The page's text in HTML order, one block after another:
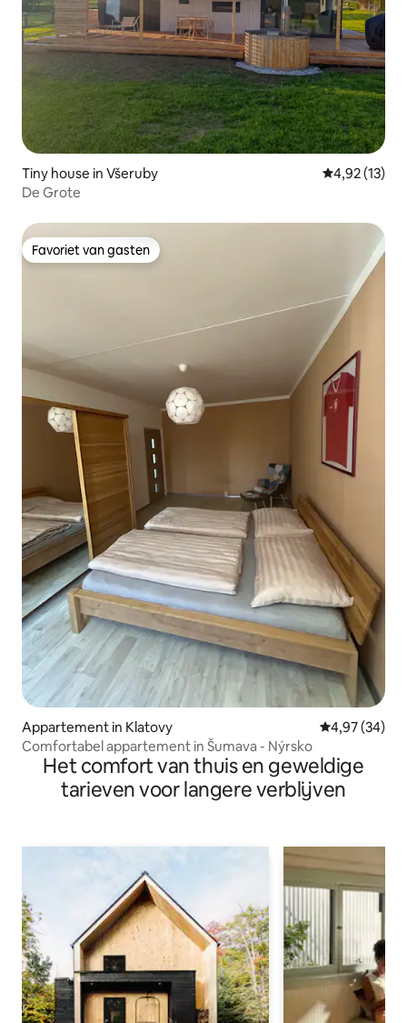
Tiny house in Všeruby Gemiddelde
4,92 (13)
De Grote
Favoriet van gasten
Favoriet van gasten
Appartement in Klatovy Gemiddelde
4,97 (34)
Comfortabel appartement in Šumava - Nýrsko
Het comfort van thuis en geweldige
tarieven voor langere verblijven